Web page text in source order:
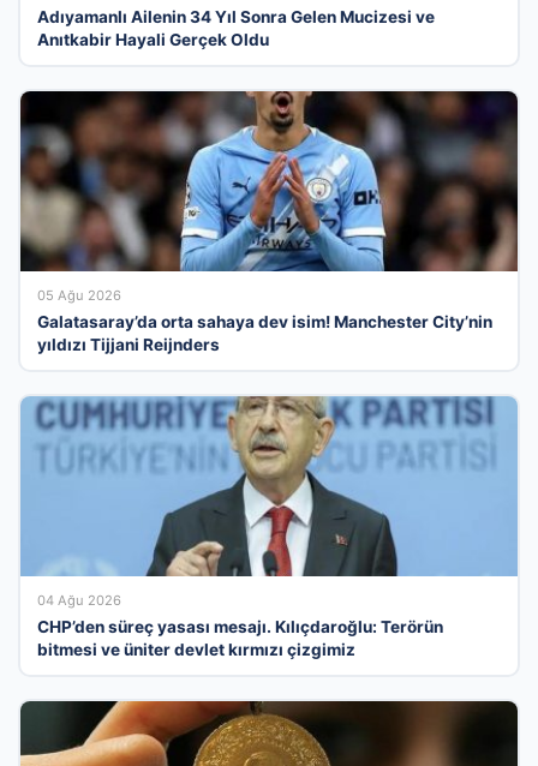
Adıyamanlı Ailenin 34 Yıl Sonra Gelen Mucizesi ve
Anıtkabir Hayali Gerçek Oldu
05 Ağu 2026
Galatasaray’da orta sahaya dev isim! Manchester City’nin
yıldızı Tijjani Reijnders
04 Ağu 2026
CHP’den süreç yasası mesajı. Kılıçdaroğlu: Terörün
bitmesi ve üniter devlet kırmızı çizgimiz